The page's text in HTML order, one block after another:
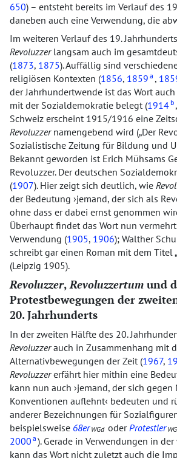
650) – entsteht bereits im Verlauf des
daneben auch eine Verwendung, die
Im weiteren Verlauf des 19.
Revoluzzerlangsam auch im
(1873, 1875). Auffällig sind
religiösen Kontexten (1856, 1859 a ,
der Jahrhundertwende ist das Wort
mit der Sozialdemokratie belegt (1914 b ,
Schweiz erscheint 1915/1916 eine
Revoluzzernamengebend wird ( Der
Sozialistische Zeitung für Bildung und
Bekannt geworden ist Erich Mühsams
Revoluzzer. Der deutschen
(1907). Hier zeigt sich deutlich, wie
der Bedeutung jemand, der sich als
ohne dass er dabei ernst genommen
Überhaupt findet das Wort nun
Verwendung (1905, 1906); Walther
schreibt gar einen Roman mit dem Titel
(Leipzig 1905).
Revoluzzer,Revoluzzertum und
Protestbewegungen der
20. Jahrhunderts
In der zweiten Hälfte des 20.
Revoluzzerauch in Zusammenhang mit
Alternativbewegungen der Zeit (1967,
Revoluzzererfährt hier mithin eine
kann nun auch jemand, der sich gegen
Konventionen auflehnt bedeuten und
anderer Bezeichnungen für
beispielsweise 68er WGd oderProtestler
2000 a ). Gerade in Verwendungen in
kann das Wort nicht zuletzt auch die